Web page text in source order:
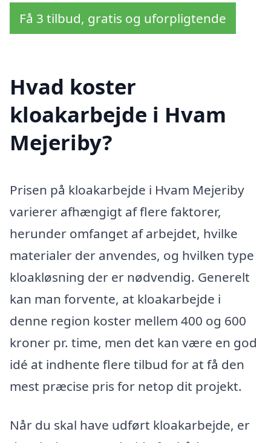
Få 3 tilbud, gratis og uforpligtende
Hvad koster
kloakarbejde i Hvam
Mejeriby?
Prisen på kloakarbejde i Hvam Mejeriby
varierer afhængigt af flere faktorer,
herunder omfanget af arbejdet, hvilke
materialer der anvendes, og hvilken type
kloakløsning der er nødvendig. Generelt
kan man forvente, at kloakarbejde i
denne region koster mellem 400 og 600
kroner pr. time, men det kan være en god
idé at indhente flere tilbud for at få den
mest præcise pris for netop dit projekt.
Når du skal have udført kloakarbejde, er